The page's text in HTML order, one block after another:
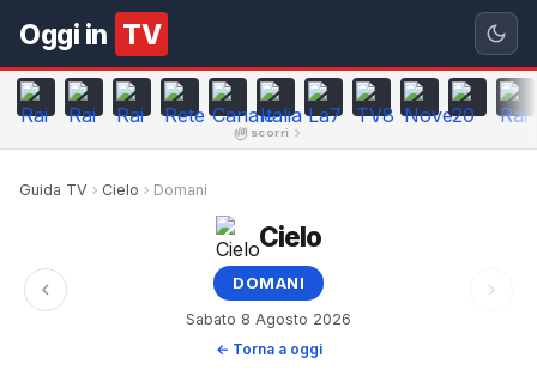
Oggi in TV
scorri
Guida TV Cielo Domani
Cielo
DOMANI
Sabato 8 Agosto 2026
← Torna a oggi